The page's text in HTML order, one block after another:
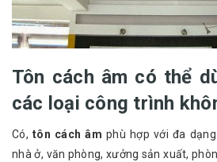
Tôn cách âm có thể
các loại công trình
Có,tôn cách âm phù hợp với đa
nhà ở, văn phòng, xưởng sản xuất,